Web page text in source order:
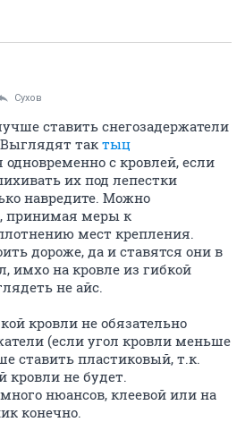
Сухов
ставить снегозадержатели
так тыц
с кровлей, если
их под лепестки
навредите. Можно
принимая меры к
мест крепления.
дороже, да и ставятся они в
имхо на кровле из гибкой
не айс.
кровли не обязательно
(если угол кровли меньше
ставить пластиковый, т.к.
кровли не будет.
нюансов, клеевой или на
конечно.